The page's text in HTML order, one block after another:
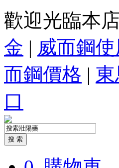
歡迎光臨本
金 | 威而鋼
而鋼價格 |
口